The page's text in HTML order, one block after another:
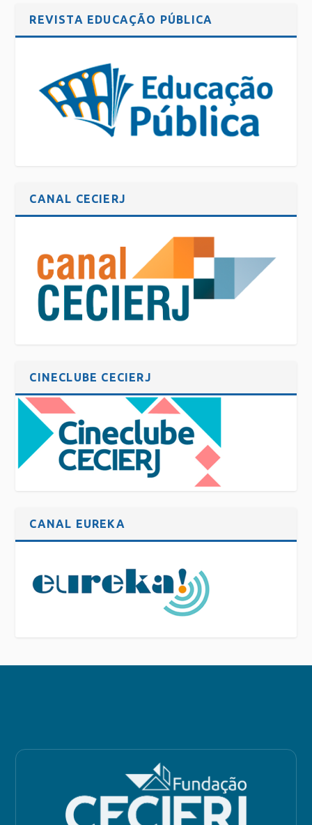
REVISTA EDUCAÇÃO PÚBLICA
CANAL CECIERJ
CINECLUBE CECIERJ
CANAL EUREKA